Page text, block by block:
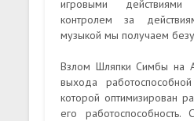
игровыми
контролем за
музыкой мы получаем
Взлом Шляпки Симбы на
выхода
которой оптимизирован
его работоспособность.